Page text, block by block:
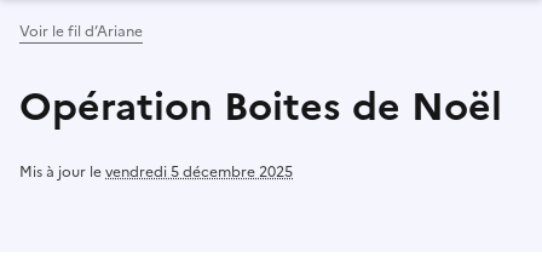
Voir le fil d’Ariane
Opération Boites de Noël
Mis à jour levendredi 5 décembre 2025